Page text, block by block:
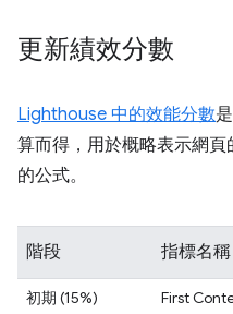
更新績效分數
Lighthouse 中的效能分數
算而得，用於概略表示網
的公式。
階段 指標名稱
初期 (15%) First